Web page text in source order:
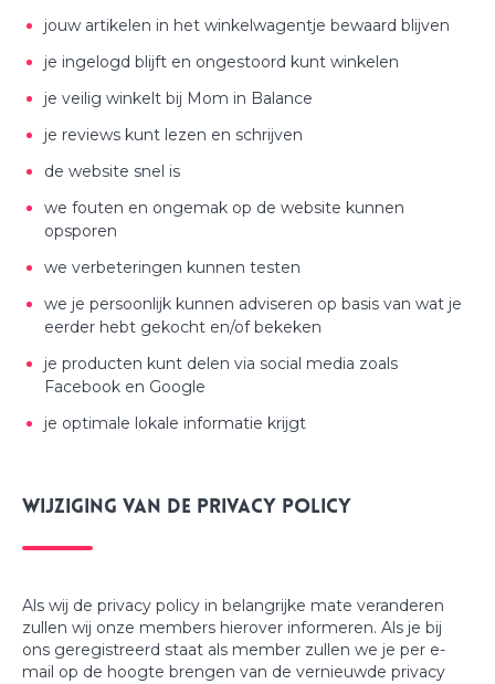
jouw artikelen in het winkelwagentje bewaard blijven
je ingelogd blijft en ongestoord kunt winkelen
je veilig winkelt bij Mom in Balance
je reviews kunt lezen en schrijven
de website snel is
we fouten en ongemak op de website kunnen
opsporen
we verbeteringen kunnen testen
we je persoonlijk kunnen adviseren op basis van wat je
eerder hebt gekocht en/of bekeken
je producten kunt delen via social media zoals
Facebook en Google
je optimale lokale informatie krijgt
Wijziging van de Privacy Policy
Als wij de privacy policy in belangrijke mate veranderen
zullen wij onze members hierover informeren. Als je bij
ons geregistreerd staat als member zullen we je per e-
mail op de hoogte brengen van de vernieuwde privacy